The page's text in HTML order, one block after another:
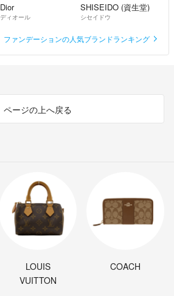
Dior
ディオール
SHISEIDO (資生堂)
シセイドウ
ファンデーションの人気ブランドランキング
ページの上へ戻る
LOUIS
VUITTON
COACH